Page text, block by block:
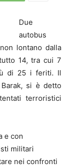
Due
autobus
lontano dalla
14, tra cui 7
di 25 i feriti. Il
si è detto
terroristici
e con
militari
nei confronti